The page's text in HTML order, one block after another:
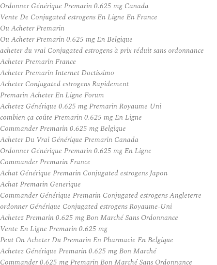
Ordonner Générique Premarin 0.625 mg Canada
Vente De Conjugated estrogens En Ligne En France
Ou Acheter Premarin
Ou Acheter Premarin 0.625 mg En Belgique
acheter du vrai Conjugated estrogens à prix réduit sans ordonnance
Acheter Premarin France
Acheter Premarin Internet Doctissimo
Acheter Conjugated estrogens Rapidement
Premarin Acheter En Ligne Forum
Achetez Générique 0.625 mg Premarin Royaume Uni
combien ça coûte Premarin 0.625 mg En Ligne
Commander Premarin 0.625 mg Belgique
Acheter Du Vrai Générique Premarin Canada
Ordonner Générique Premarin 0.625 mg En Ligne
Commander Premarin France
Achat Générique Premarin Conjugated estrogens Japon
Achat Premarin Generique
Commander Générique Premarin Conjugated estrogens Angleterre
ordonner Générique Conjugated estrogens Royaume-Uni
Achetez Premarin 0.625 mg Bon Marché Sans Ordonnance
Vente En Ligne Premarin 0.625 mg
Peut On Acheter Du Premarin En Pharmacie En Belgique
Achetez Générique Premarin 0.625 mg Bon Marché
Commander 0.625 mg Premarin Bon Marché Sans Ordonnance